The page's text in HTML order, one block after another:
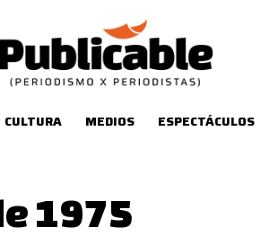
CULTURA MEDIOS ESPECTÁCULOS
1975